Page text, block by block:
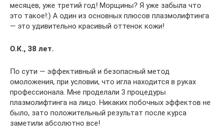
месяцев, уже третий год! Морщины? Я уже забыла что
это такое!:) А один из основных плюсов плазмолифтинга
— это удивительно красивый оттенок кожи!
О.К., 38 лет.
По сути — эффективный и безопасный метод
омоложения, при условии, что игла находится в руках
профессионала. Мне проделали 3 процедуры
плазмолифтинга на лицо. Никаких побочных эффектов не
было, зато положительный результат после курса
заметили абсолютно все!